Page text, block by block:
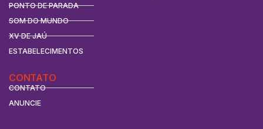
PONTO DE PARADA
SOM DO MUNDO
XV DE JAÚ
ESTABELECIMENTOS
CONTATO
CONTATO
ANUNCIE